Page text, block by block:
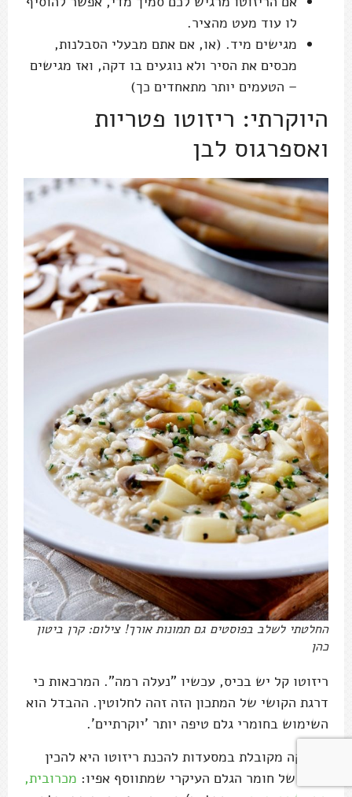
לו עוד מעט מהציר.
מגישים מיד. (או, אם אתם מבעלי הסבלנות,
מכסים את הסיר ולא נוגעים בו דקה, ואז מגישים
– הטעמים יותר מתאחדים כך)
היוקרתי: ריזוטו פטריות
ואספרגוס לבן
החלטתי לשלב בפוסטים גם תמונות אורך! צילום: קרן ביטון
כהן
ריזוטו קל יש בכיס, עכשיו "נעלה רמה". המרכאות כי
דרגת הקושי של המתכון הזה זהה לחלוטין. ההבדל הוא
השימוש בחומרי גלם טיפה יותר 'יוקרתיים'.
טכניקה מקובלת במסעדות להכנת ריזוטו היא להכין
מחית של חומר הגלם העיקרי שמתווסף אפיו: מכרובית,